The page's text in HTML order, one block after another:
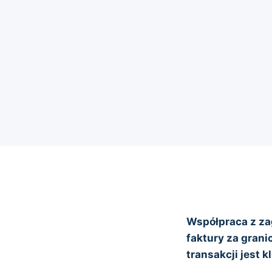
Współpraca z
faktury za
transakcji jest